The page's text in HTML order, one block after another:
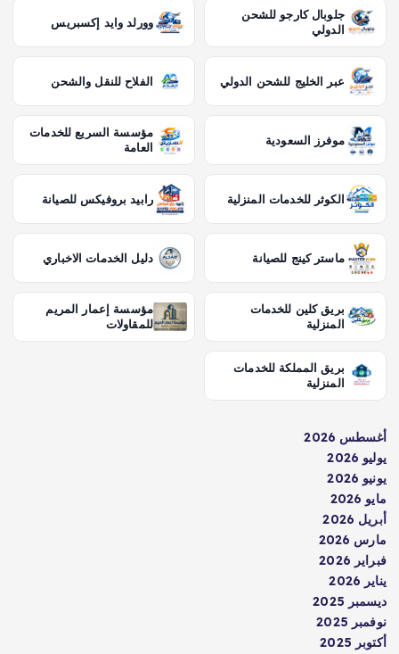
جلوبال كارجو للشحن
الدولي
وورلد وايد إكسبريس
عبر الخليج للشحن الدولي الفلاح للنقل والشحن
موفرز السعودية
مؤسسة السريع للخدمات
العامة
الكوثر للخدمات المنزلية رابيد بروفيكس للصيانة
ماستر كينج للصيانة دليل الخدمات الاخباري
بريق كلين للخدمات
المنزلية
مؤسسة إعمار المريم
للمقاولات
بريق المملكة للخدمات
المنزلية
أغسطس 2026
يوليو 2026
يونيو 2026
مايو 2026
أبريل 2026
مارس 2026
فبراير 2026
يناير 2026
ديسمبر 2025
نوفمبر 2025
أكتوبر 2025